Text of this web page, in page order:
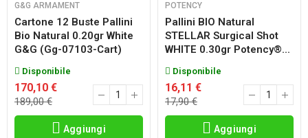
G&G ARMAMENT
Cartone 12 Buste Pallini
Bio Natural 0.20gr White
G&g (gg-07103-Cart)
Disponibile
170,10 €
189,00 €
Aggiungi
POTENCY
Pallini BIO Natural
STELLAR Surgical Shot
WHITE 0.30gr Potency®...
Disponibile
16,11 €
17,90 €
Aggiungi